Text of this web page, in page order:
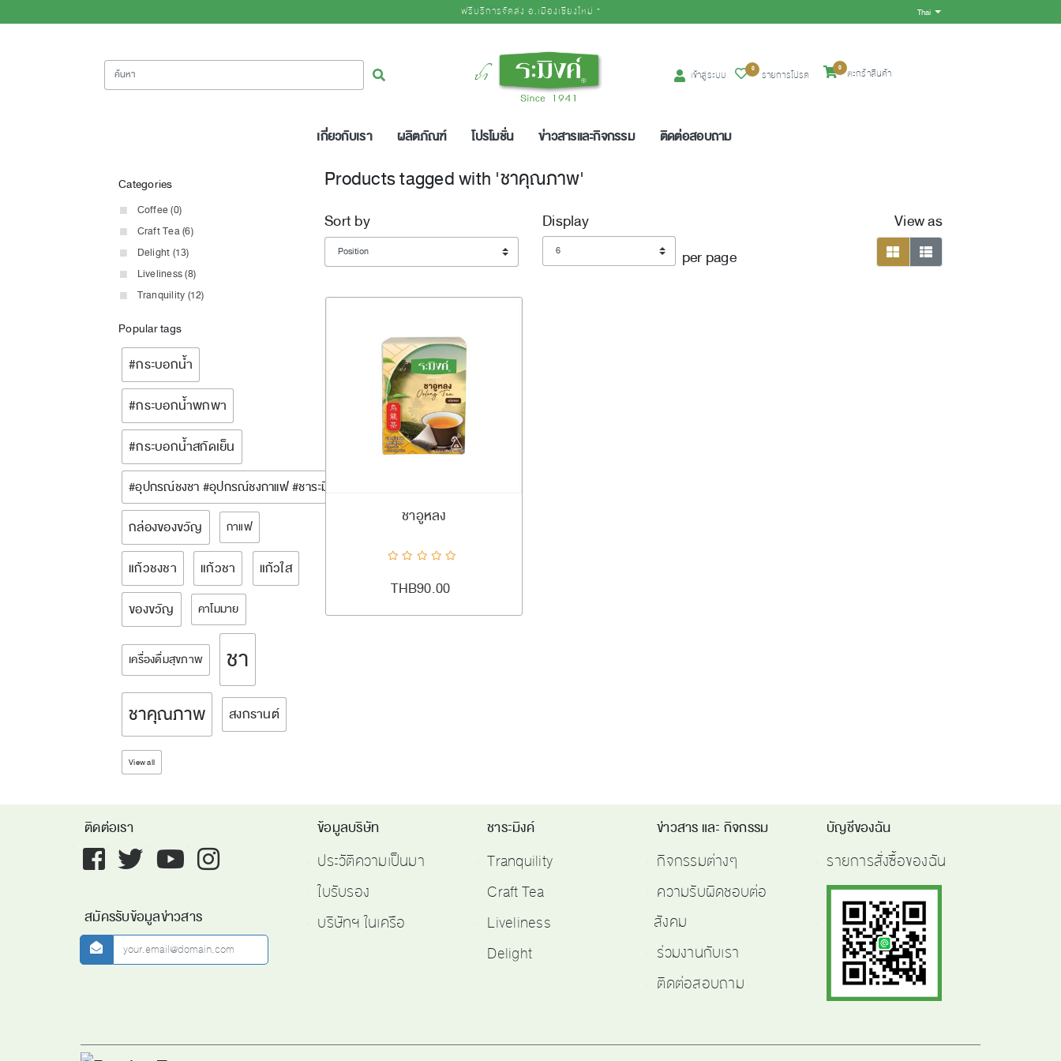
ฟรีบริการจัดส่ง อ.เมืองเชียงใหม่ * Thai
Toggle Dropdown
ค้นหา ค้นหา เข้าสู่ระบบ รายการโปรด
0 ตะกร้าสินค้า
0
เกี่ยวกับเรา ผลิตภัณฑ์ โปรโมชั่น ข่าวสารและกิจกรรม ติดต่อสอบถาม
Categories
Coffee (0)
Craft Tea (6)
Delight (13)
Liveliness (8)
Tranquility (12)
Popular tags
#กระบอกน้ำ
#กระบอกน้ำพกพา
#กระบอกน้ำสกัดเย็น
#อุปกรณ์ชงชา #อุปกรณ์ชงกาแฟ #ชาระมิงค์ #ramingtea
กล่องของขวัญ กาแฟ
แก้วชงชา แก้วชา
แก้วใส
ของขวัญ
คาโมมาย
เครื่องดื่มสุขภาพ ชา
ชาคุณภาพ สงกรานต์
View all
Products tagged with 'ชาคุณภาพ'
Sort by
Display
Display
per page
View as
viewmode gridviewmode list
ADDTOCART Quick View
ชาอูหลง
THB90.00
ติดต่อเรา
Facebook twitter youtube instagram
สมัครรับข้อมูลข่าวสาร
newsletter
ข้อมูลบริษัท
ประวัติความเป็นมา
ใบรับรอง
บริษัทฯ ในเครือ
ชาระมิงค์
Tranquility
Craft Tea
Liveliness
Delight
ข่าวสาร และ กิจกรรม
กิจกรรมต่างๆ
ความรับผิดชอบต่อ
สังคม
ร่วมงานกับเรา
ติดต่อสอบถาม
บัญชีของฉัน
รายการสั่งซื้อของฉัน